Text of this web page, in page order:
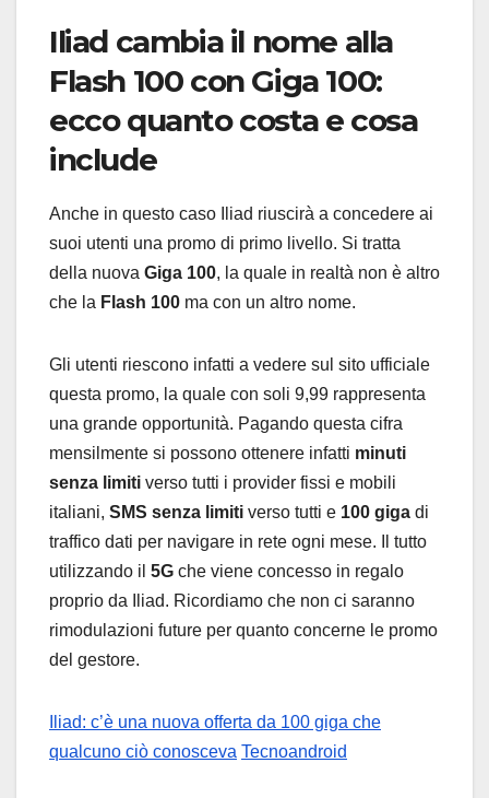
Iliad cambia il nome alla
Flash 100 con Giga 100:
ecco quanto costa e cosa
include
Anche in questo caso Iliad riuscirà a concedere ai
suoi utenti una promo di primo livello. Si tratta
della nuova Giga 100, la quale in realtà non è altro
che la Flash 100 ma con un altro nome.
Gli utenti riescono infatti a vedere sul sito ufficiale
questa promo, la quale con soli 9,99 rappresenta
una grande opportunità. Pagando questa cifra
mensilmente si possono ottenere infatti minuti
senza limiti verso tutti i provider fissi e mobili
italiani, SMS senza limiti verso tutti e 100 giga di
traffico dati per navigare in rete ogni mese. Il tutto
utilizzando il 5G che viene concesso in regalo
proprio da Iliad. Ricordiamo che non ci saranno
rimodulazioni future per quanto concerne le promo
del gestore.
Iliad: c’è una nuova offerta da 100 giga che
qualcuno ciò conosceva Tecnoandroid